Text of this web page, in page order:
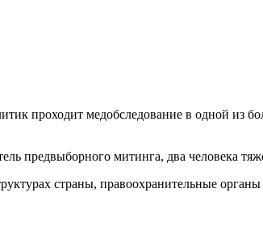
проходит медобследование в одной из
предвыборного митинга, два человека
страны, правоохранительные